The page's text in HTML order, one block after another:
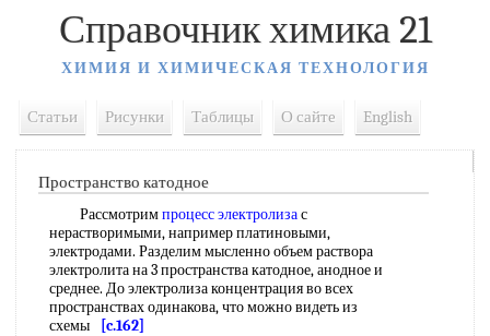
Справочник химика 21
ХИМИЯ И ХИМИЧЕСКАЯ ТЕХНОЛОГИЯ
Статьи Рисунки Таблицы О сайте English
Пространство катодное
Рассмотримпроцесс электролизас
нерастворимыми, например платиновыми,
электродами. Разделим мысленно объем раствора
электролита на 3 пространства катодное, анодное и
среднее. До электролиза концентрация во всех
пространствах одинакова, что можно видеть из
схемы
[c.162]